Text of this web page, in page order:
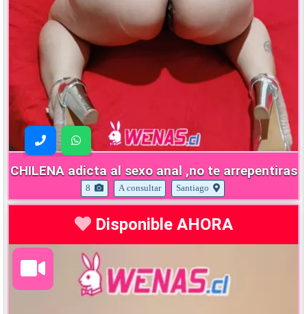
CHILENA adicta al sexo anal ,no te arrepentiras
8 A consultar Santiago
Disponible AHORA